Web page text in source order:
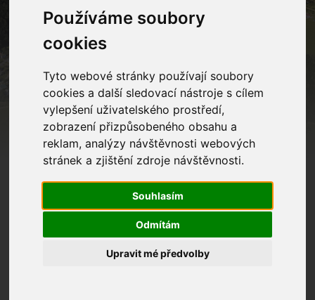
Používáme soubory
cookies
Tyto webové stránky používají soubory
cookies a další sledovací nástroje s cílem
vylepšení uživatelského prostředí,
zobrazení přizpůsobeného obsahu a
reklam, analýzy návštěvnosti webových
stránek a zjištění zdroje návštěvnosti.
Souhlasím
Odmítám
Upravit mé předvolby
Usnesení zastupitelstva
Obecní úřad Usnesení zastupitelstva
Hledat